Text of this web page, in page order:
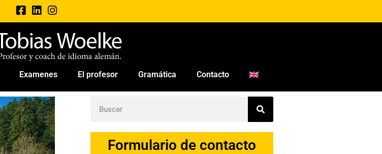
Examenes El profesor Gramática Contacto
Formulario de contacto